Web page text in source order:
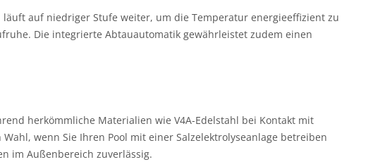
auf niedriger Stufe weiter, um die Temperatur energieeffizient zu
Die integrierte Abtauautomatik gewährleistet zudem einen
herkömmliche Materialien wie V4A-Edelstahl bei Kontakt mit
wenn Sie Ihren Pool mit einer Salzelektrolyseanlage betreiben
im Außenbereich zuverlässig.